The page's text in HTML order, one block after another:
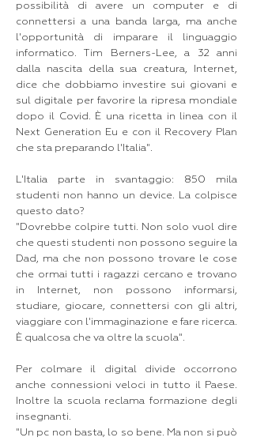
possibilità di avere un computer e di
connettersi a una banda larga, ma anche
l'opportunità di imparare il linguaggio
informatico. Tim Berners-Lee, a 32 anni
dalla nascita della sua creatura, Internet,
dice che dobbiamo investire sui giovani e
sul digitale per favorire la ripresa mondiale
dopo il Covid. È una ricetta in linea con il
Next Generation Eu e con il Recovery Plan
che sta preparando l'Italia".
L'Italia parte in svantaggio: 850 mila
studenti non hanno un device. La colpisce
questo dato?
"Dovrebbe colpire tutti. Non solo vuol dire
che questi studenti non possono seguire la
Dad, ma che non possono trovare le cose
che ormai tutti i ragazzi cercano e trovano
in Internet, non possono informarsi,
studiare, giocare, connettersi con gli altri,
viaggiare con l'immaginazione e fare ricerca.
È qualcosa che va oltre la scuola".
Per colmare il digital divide occorrono
anche connessioni veloci in tutto il Paese.
Inoltre la scuola reclama formazione degli
insegnanti.
"Un pc non basta, lo so bene. Ma non si può